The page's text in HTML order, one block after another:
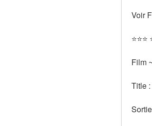
Voir
⭐⭐⭐
Film
Title